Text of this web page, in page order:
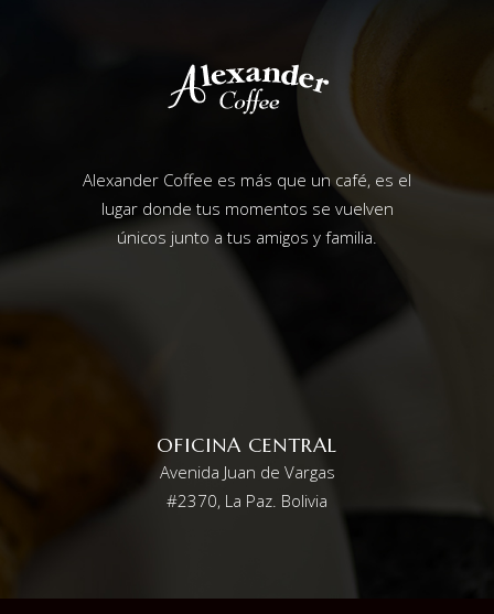
Alexander Coffee es más que un café, es el
lugar donde tus momentos se vuelven
únicos junto a tus amigos y familia.
OFICINA CENTRAL
Avenida Juan de Vargas
#2370, La Paz. Bolivia